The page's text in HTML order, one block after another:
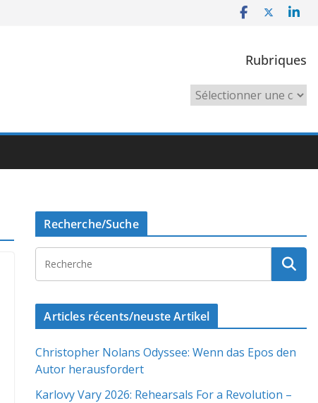
Rubriques
Rubriques
Recherche/Suche
Articles récents/neuste Artikel
Christopher Nolans Odyssee: Wenn das Epos den
Autor herausfordert
Karlovy Vary 2026: Rehearsals For a Revolution –